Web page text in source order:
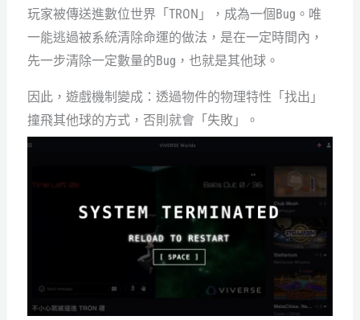
玩家被傳送進數位世界「TRON」，成為一個Bug。唯
一能逃過被系統清除命運的做法，是在一定時間內，
先一步清除一定數量的Bug，也就是其他球。
因此，遊戲機制變成：透過物件的物理特性「找出」
撞飛其他球的方式，否則就會「失敗」。